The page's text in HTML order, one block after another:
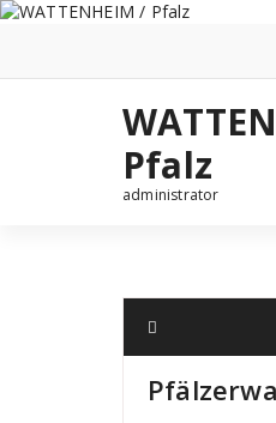
Zum
Pfalz
administrator